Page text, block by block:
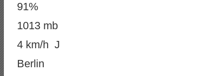
91%
1013 mb
4 km/h J
Berlin